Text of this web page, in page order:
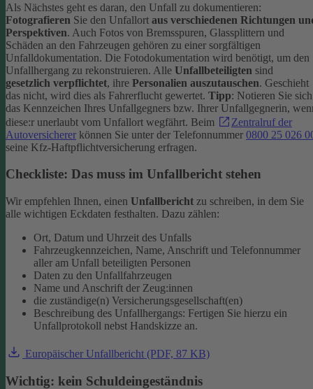
Als Nächstes geht es daran, den Unfall zu dokumentieren:
Fotografieren Sie den Unfallort aus verschiedenen Richtungen
Perspektiven. Auch Fotos von Bremsspuren, Glassplittern und
Schäden an den Fahrzeugen gehören zu einer sorgfältigen
Unfalldokumentation. Die Fotodokumentation wird benötigt, um den
Unfallhergang zu rekonstruieren. Alle Unfallbeteiligten sind
gesetzlich verpflichtet, ihre Personalien auszutauschen. Geschieht
das nicht, wird dies als Fahrerflucht gewertet. Tipp: Notieren Sie sich
das Kennzeichen Ihres Unfallgegners bzw. Ihrer Unfallgegnerin,
diese:r unerlaubt vom Unfallort wegfährt. Beim
Zentralruf der
Autoversicherer können Sie unter der Telefonnummer 0800 25 026
seine Kfz-Haftpflichtversicherung erfragen.
Checkliste: Das muss im Unfallbericht stehen
Wir empfehlen Ihnen, einen Unfallbericht zu schreiben, in dem Sie
alle wichtigen Eckdaten festhalten. Dazu zählen:
Ort, Datum und Uhrzeit des Unfalls
Fahrzeugkennzeichen, Name, Anschrift und Telefonnummer
aller am Unfall beteiligten Personen
Daten zu den Unfallfahrzeugen
Name und Anschrift der Zeug:innen
die zuständige(n) Versicherungsgesellschaft(en)
Beschreibung des Unfallhergangs: Fertigen Sie hierzu ein
Unfallprotokoll nebst Handskizze an.
Europäischer Unfallbericht (PDF, 87 KB)
Wichtig: kein Schuldeingeständnis